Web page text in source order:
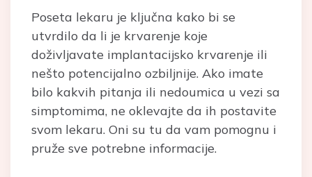
Poseta lekaru je ključna kako bi se
utvrdilo da li je krvarenje koje
doživljavate implantacijsko krvarenje ili
nešto potencijalno ozbiljnije. Ako imate
bilo kakvih pitanja ili nedoumica u vezi sa
simptomima, ne oklevajte da ih postavite
svom lekaru. Oni su tu da vam pomognu i
pruže sve potrebne informacije.